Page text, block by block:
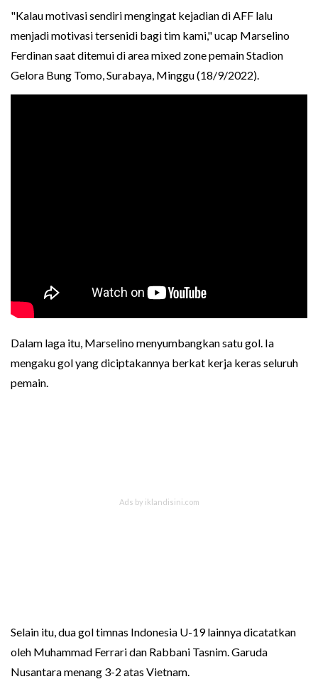
"Kalau motivasi sendiri mengingat kejadian di AFF lalu
menjadi motivasi tersenidi bagi tim kami," ucap Marselino
Ferdinan saat ditemui di area mixed zone pemain Stadion
Gelora Bung Tomo, Surabaya, Minggu (18/9/2022).
Dalam laga itu, Marselino menyumbangkan satu gol. Ia
mengaku gol yang diciptakannya berkat kerja keras seluruh
pemain.
Selain itu, dua gol timnas Indonesia U-19 lainnya dicatatkan
oleh Muhammad Ferrari dan Rabbani Tasnim. Garuda
Nusantara menang 3-2 atas Vietnam.